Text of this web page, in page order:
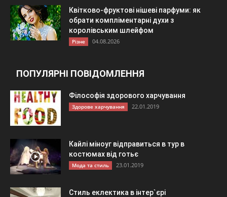
Квітково-фруктові нішеві парфуми: як
обрати компліментарні духи з
королівським шлейфом
Різне 04.08.2026
ПОПУЛЯРНІ ПОВІДОМЛЕННЯ
Філософія здорового харчування
Здорове харчування 22.01.2019
Кайлі міноуг відправиться в тур в
костюмах від готьє
Мода та стиль 23.01.2019
Стиль еклектика в інтер`єрі